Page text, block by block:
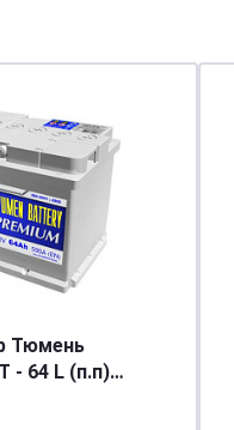
Тюмень